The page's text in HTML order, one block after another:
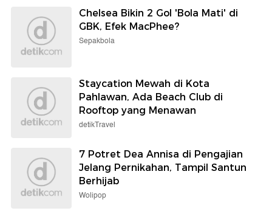
Chelsea Bikin 2 Gol 'Bola Mati' di
GBK, Efek MacPhee?
Sepakbola
Staycation Mewah di Kota
Pahlawan, Ada Beach Club di
Rooftop yang Menawan
detikTravel
7 Potret Dea Annisa di Pengajian
Jelang Pernikahan, Tampil Santun
Berhijab
Wolipop